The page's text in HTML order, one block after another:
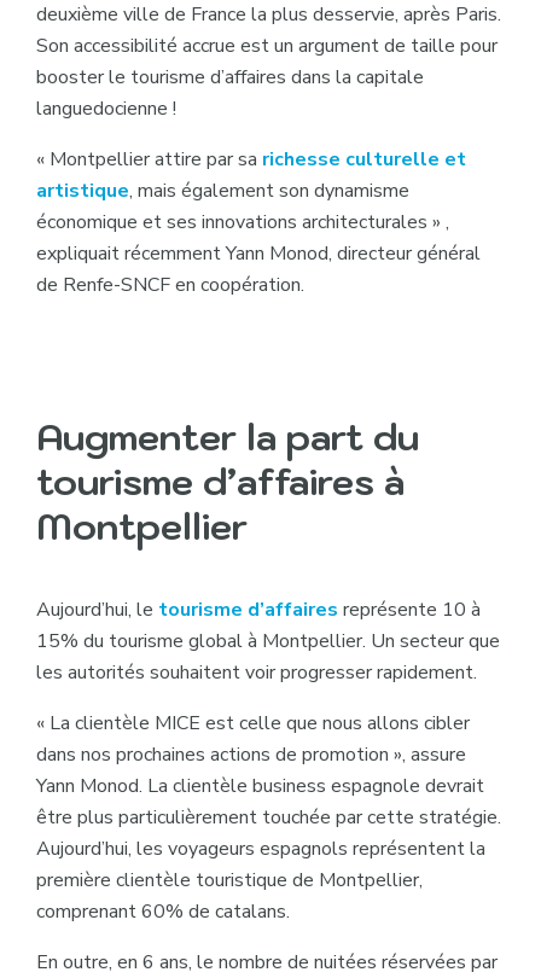
deuxième ville de France la plus desservie, après Paris.
Son accessibilité accrue est un argument de taille pour
booster le tourisme d’affaires dans la capitale
languedocienne !
« Montpellier attire par sa richesse culturelle et
artistique, mais également son dynamisme
économique et ses innovations architecturales » ,
expliquait récemment Yann Monod, directeur général
de Renfe-SNCF en coopération.
Augmenter la part du
tourisme d’affaires à
Montpellier
Aujourd’hui, le tourisme d’affaires représente 10 à
15% du tourisme global à Montpellier. Un secteur que
les autorités souhaitent voir progresser rapidement.
« La clientèle MICE est celle que nous allons cibler
dans nos prochaines actions de promotion », assure
Yann Monod. La clientèle business espagnole devrait
être plus particulièrement touchée par cette stratégie.
Aujourd’hui, les voyageurs espagnols représentent la
première clientèle touristique de Montpellier,
comprenant 60% de catalans.
En outre, en 6 ans, le nombre de nuitées réservées par